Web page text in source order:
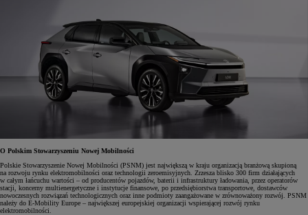
O Polskim Stowarzyszeniu Nowej Mobilności
Polskie Stowarzyszenie Nowej Mobilności (PSNM) jest największą w kraju organizacją branżową skupioną
na rozwoju rynku elektromobilności oraz technologii zeroemisyjnych. Zrzesza blisko 300 firm działających
w całym łańcuchu wartości – od producentów pojazdów, baterii i infrastruktury ładowania, przez operatorów
stacji, koncerny multienergetyczne i instytucje finansowe, po przedsiębiorstwa transportowe, dostawców
nowoczesnych rozwiązań technologicznych oraz inne podmioty zaangażowane w zrównoważony rozwój. PSNM
należy do E-Mobility Europe – największej europejskiej organizacji wspierającej rozwój rynku
elektromobilności.